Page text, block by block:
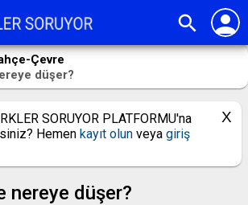
search person
Çevre
düşer?
SORUYOR PLATFORMU'na
Hemen kayıt olun veya giriş
nereye düşer?